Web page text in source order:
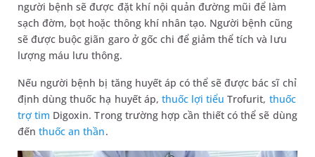
người bệnh sẽ được đặt khí nội quản đường mũi để làm
sạch đờm, bọt hoặc thông khí nhân tạo. Người bệnh cũng
sẽ được buộc giãn garo ở gốc chi để giảm thể tích và lưu
lượng máu lưu thông.
Nếu người bệnh bị tăng huyết áp có thể sẽ được bác sĩ chỉ
định dùng thuốc hạ huyết áp, thuốc lợi tiểu Trofurit, thuốc
trợ tim Digoxin. Trong trường hợp cần thiết có thể sẽ dùng
đếnthuốc an thần.